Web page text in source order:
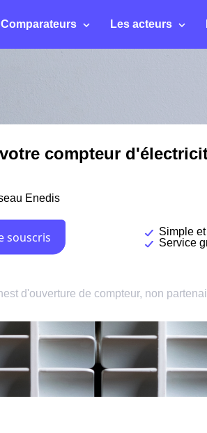
Comparateurs Les acteurs